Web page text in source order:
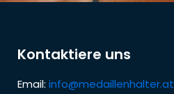
Kontaktiere uns
Email: info@medaillenhalter.at